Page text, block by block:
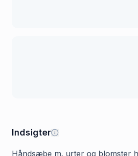
Indsigter
Håndsæbe m. urter og blomster